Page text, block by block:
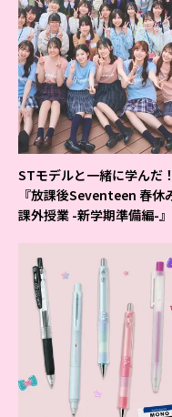
STモデルと一緒に学んだ！
『放課後Seventeen 春休
課外授業 -新学期準備編-